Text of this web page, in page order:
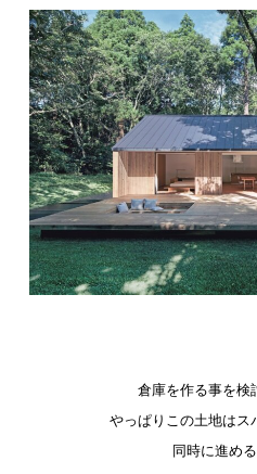
倉庫を作る事を検
やっぱりこの土地はス
同時に進め